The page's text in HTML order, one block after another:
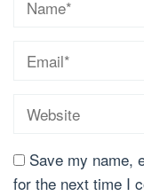
Save my name,
for the next time I